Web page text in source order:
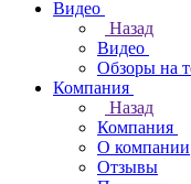
Видео
Назад
Видео
Обзоры на
Компания
Назад
Компания
О компании
Отзывы